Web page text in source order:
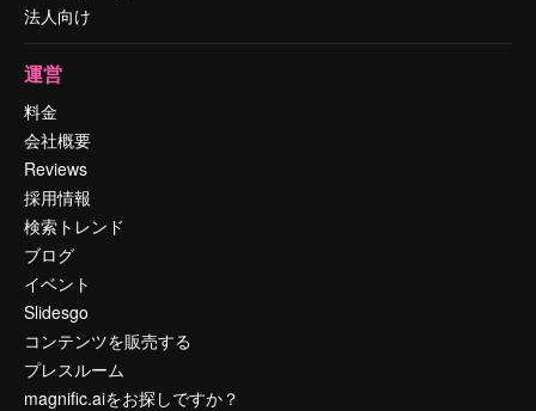
法人向け
運営
料金
会社概要
Reviews
採用情報
検索トレンド
ブログ
イベント
Slidesgo
コンテンツを販売する
プレスルーム
magnific.aiをお探しですか？